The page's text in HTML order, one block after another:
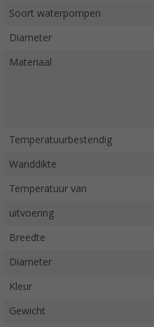
Soort waterpompen
Diameter
Materiaal
Temperatuurbestendig
Wanddikte
Temperatuur van
uitvoering
Breedte
Diameter
Kleur
Gewicht